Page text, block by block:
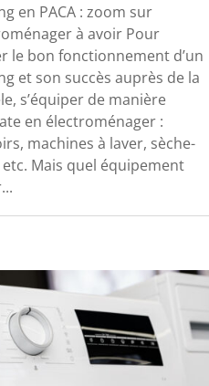
en PACA : zoom sur
à avoir Pour
le bon fonctionnement d’un
et son succès auprès de la
s’équiper de manière
en électroménager :
machines à laver, sèche-
etc. Mais quel équipement